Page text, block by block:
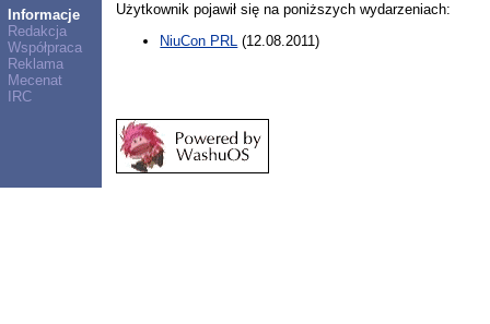
Informacje
Redakcja
Współpraca
Reklama
Mecenat
IRC
Użytkownik pojawił się na poniższych wydarzeniach:
NiuCon PRL (12.08.2011)